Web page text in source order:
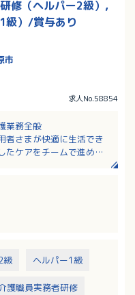
修（ヘルパー2級）,
級）/賞与あり
市
求人No.58854
業務全般
者さまが快適に生活でき
たケアをチームで進めて
企画運営
り組み、ご家族との交流
級 ヘルパー1級
護職員実務者研修